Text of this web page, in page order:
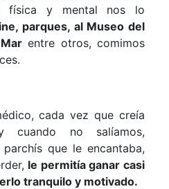
física y mental nos lo
parques, al Museo del
entre otros, comimos
cada vez que creía
no salíamos,
que le encantaba,
le permitía ganar casi
tranquilo y motivado.